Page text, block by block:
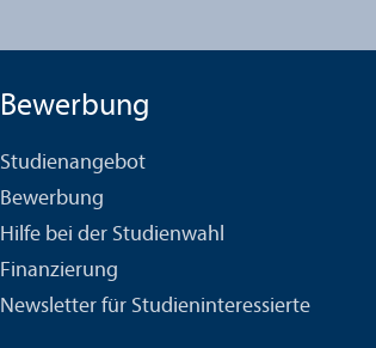
Bewerbung
Studien­angebot
Bewerbung
Hilfe bei der Studien­wahl
Finanzierung
Newsletter für Studien­interessierte